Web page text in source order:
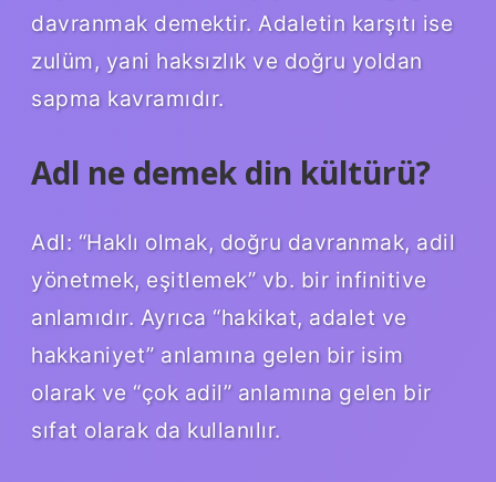
davranmak demektir. Adaletin karşıtı ise
zulüm, yani haksızlık ve doğru yoldan
sapma kavramıdır.
Adl ne demek din kültürü?
Adl: “Haklı olmak, doğru davranmak, adil
yönetmek, eşitlemek” vb. bir infinitive
anlamıdır. Ayrıca “hakikat, adalet ve
hakkaniyet” anlamına gelen bir isim
olarak ve “çok adil” anlamına gelen bir
sıfat olarak da kullanılır.